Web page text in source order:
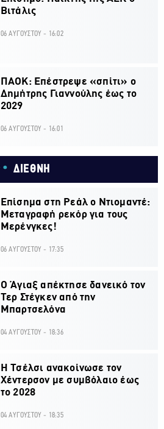
Βιτάλις
06 ΑΥΓΟΥΣΤΟΥ - 16:02
ΠΑΟΚ: Επέστρεψε «σπίτι» ο
Δημήτρης Γιαννούλης έως το
2029
06 ΑΥΓΟΥΣΤΟΥ - 16:01
ΔΙΕΘΝΗ
Επίσημα στη Ρεάλ ο Ντιομαντέ:
Μεταγραφή ρεκόρ για τους
Μερένγκες!
06 ΑΥΓΟΥΣΤΟΥ - 17:35
Ο Άγιαξ απέκτησε δανεικό τον
Τερ Στέγκεν από την
Μπαρτσελόνα
04 ΑΥΓΟΥΣΤΟΥ - 18:36
H Τσέλσι ανακοίνωσε τον
Χέντερσον με συμβόλαιο έως
το 2028
04 ΑΥΓΟΥΣΤΟΥ - 18:35